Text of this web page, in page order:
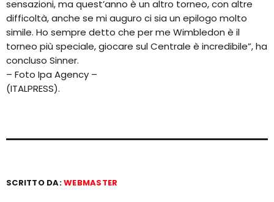
sensazioni, ma quest’anno è un altro torneo, con altre
difficoltà, anche se mi auguro ci sia un epilogo molto
simile. Ho sempre detto che per me Wimbledon è il
torneo più speciale, giocare sul Centrale è incredibile”, ha
concluso Sinner.
– Foto Ipa Agency –
(ITALPRESS).
SCRITTO DA:WEBMASTER